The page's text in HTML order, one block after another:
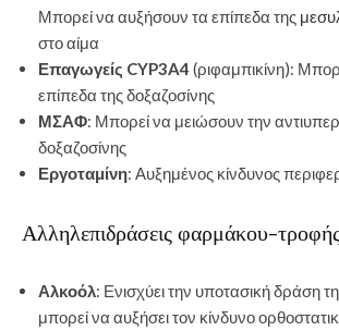
Μπορεί να αυξήσουν τα επίπεδα της
στο αίμα
Επαγωγείς CYP3A4 (ριφαμπικίνη):
επίπεδα της δοξαζοσίνης
ΜΣΑΦ: Μπορεί να μειώσουν την
δοξαζοσίνης
Εργοταμίνη: Αυξημένος κίνδυνος
Αλληλεπιδράσεις φαρμάκου-
Αλκοόλ: Ενισχύει την υποτασική δράση
μπορεί να αυξήσει τον κίνδυνο